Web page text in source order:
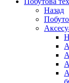
Назад